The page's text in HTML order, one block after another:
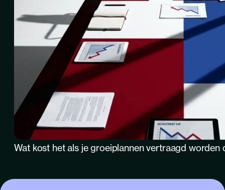
Wat kost het als je groeiplannen vertraagd worden